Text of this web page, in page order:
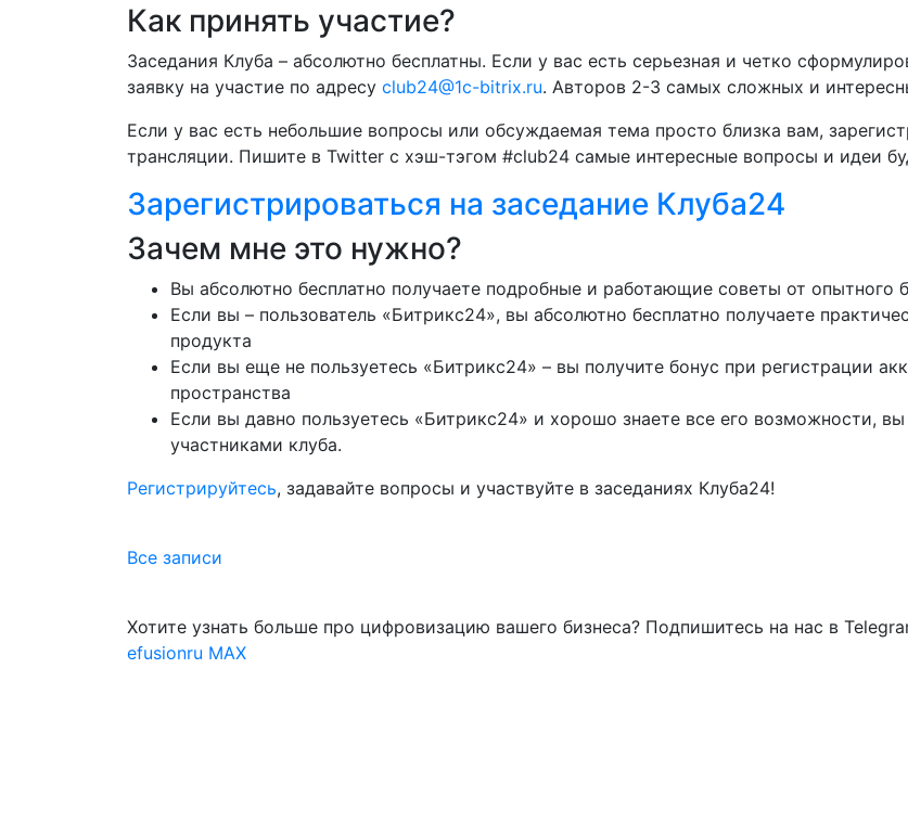
Как принять участие?
Заседания Клуба – абсолютно бесплатны. Если у вас есть серьезная и четко
заявку на участие по адресу club24@1c-bitrix.ru. Авторов 2-3 самых сложных и
Если у вас есть небольшие вопросы или обсуждаемая тема просто близка вам,
трансляции. Пишите в Twitter с хэш-тэгом #club24 самые интересные вопросы и идеи
Зарегистрироваться на заседание Клуба24
Зачем мне это нужно?
Вы абсолютно бесплатно получаете подробные и работающие советы от опытного
Если вы – пользователь «Битрикс24», вы абсолютно бесплатно получаете
продукта
Если вы еще не пользуетесь «Битрикс24» – вы получите бонус при регистрации
пространства
Если вы давно пользуетесь «Битрикс24» и хорошо знаете все его возможности,
участниками клуба.
Регистрируйтесь, задавайте вопросы и участвуйте в заседаниях Клуба24!
Все записи
Хотите узнать больше про цифровизацию вашего бизнеса? Подпишитесь на нас в
efusionru MAX